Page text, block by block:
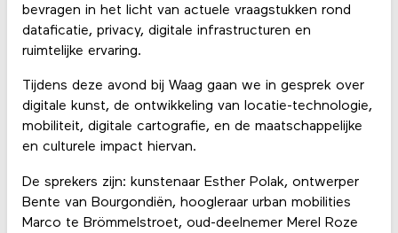
bevragen in het licht van actuele vraagstukken rond
dataficatie, privacy, digitale infrastructuren en
ruimtelijke ervaring.
Tijdens deze avond bij Waag gaan we in gesprek over
digitale kunst, de ontwikkeling van locatie-technologie,
mobiliteit, digitale cartografie, en de maatschappelijke
en culturele impact hiervan.
De sprekers zijn: kunstenaar Esther Polak, ontwerper
Bente van Bourgondiën, hoogleraar urban mobilities
Marco te Brömmelstroet, oud-deelnemer Merel Roze